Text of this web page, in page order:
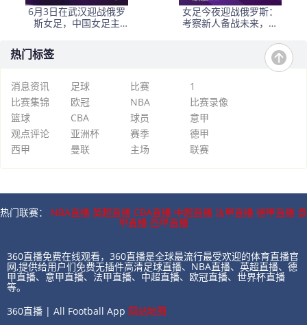
6月3日在武汉迎战俄罗
斯女足，中国女足主
女足今夜迎战俄罗斯：
考察新人备战未来，古
热门标签
消息资讯 足球 比赛
1
比赛集锦
欧冠 NBA
比赛录像
篮球
CBA 球员
意甲
观点评论
亚洲杯 赛季
德甲
西甲
曼联 主场 联赛
热门联赛： NBA直播 英超直播 CBA直播 中超直播 法甲直播 德甲直播 意
甲直播 西甲直播
360直播免费在线观看，360直播是全球最流行最受欢迎的体育直播官
网,提供给用户们免费无插件高清足球直播、NBA直播、英超直播、德
甲直播、意甲直播、法甲直播、中超直播、欧冠直播、世界杯直播
等。
360直播 | All Football App 网站地图